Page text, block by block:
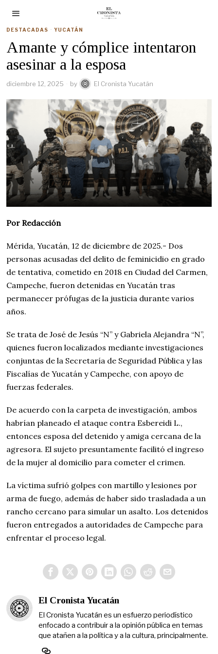
DESTACADAS · YUCATÁN
Amante y cómplice intentaron
asesinar a la esposa
diciembre 12, 2025 by El Cronista Yucatán
Por Redacción
Mérida, Yucatán, 12 de diciembre de 2025.- Dos
personas acusadas del delito de feminicidio en grado
de tentativa, cometido en 2018 en Ciudad del Carmen,
Campeche, fueron detenidas en Yucatán tras
permanecer prófugas de la justicia durante varios
años.
Se trata de José de Jesús “N” y Gabriela Alejandra “N”,
quienes fueron localizados mediante investigaciones
conjuntas de la Secretaría de Seguridad Pública y las
Fiscalías de Yucatán y Campeche, con apoyo de
fuerzas federales.
De acuerdo con la carpeta de investigación, ambos
habrían planeado el ataque contra Esbereidi L.,
entonces esposa del detenido y amiga cercana de la
agresora. El sujeto presuntamente facilitó el ingreso
de la mujer al domicilio para cometer el crimen.
La víctima sufrió golpes con martillo y lesiones por
arma de fuego, además de haber sido trasladada a un
rancho cercano para simular un asalto. Los detenidos
fueron entregados a autoridades de Campeche para
enfrentar el proceso legal.
El Cronista Yucatán
El Cronista Yucatán es un esfuerzo periodístico
enfocado a contribuir a la opinión pública en temas
que atañen a la política y a la cultura, principalmente.